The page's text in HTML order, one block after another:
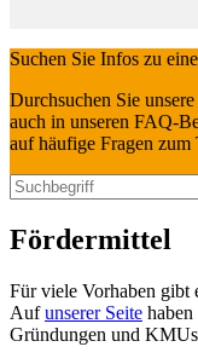
Suchen Sie Infos zu
Durchsuchen Sie
auch in unseren FAQ-
auf häufige Fragen zum
Fördermittel
Für viele Vorhaben gibt
Aufunserer Seite
Gründungen und